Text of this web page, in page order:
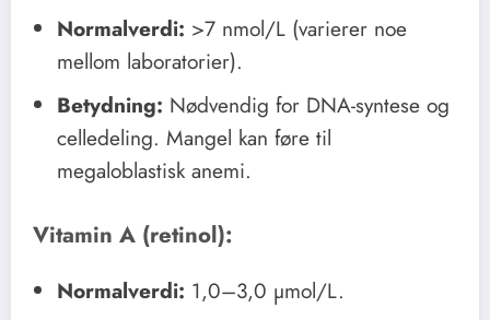
Normalverdi: >7 nmol/L (varierer noe
mellom laboratorier).
Betydning: Nødvendig for DNA-syntese og
celledeling. Mangel kan føre til
megaloblastisk anemi.
Vitamin A (retinol):
Normalverdi: 1,0–3,0 µmol/L.